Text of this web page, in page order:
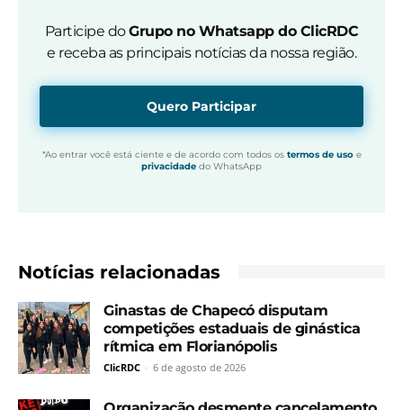
Participe doGrupo no Whatsapp do ClicRDC
e receba as principais notícias da nossa região.
Quero Participar
*Ao entrar você está ciente e de acordo com todos os termos de usoe
privacidade do WhatsApp
Notícias relacionadas
Ginastas de Chapecó disputam
competições estaduais de ginástica
rítmica em Florianópolis
ClicRDC - 6 de agosto de 2026